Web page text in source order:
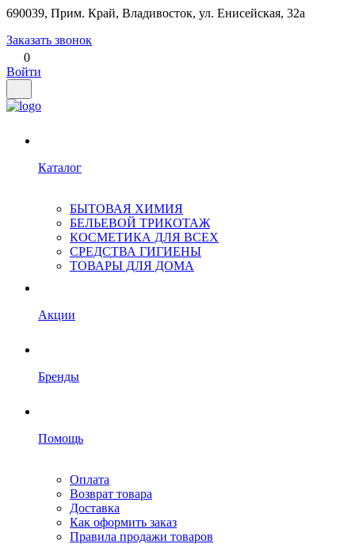
690039, Прим. Край, Владивосток, ул. Енисейская, 32а
Заказать звонок
0
Войти
Каталог
БЫТОВАЯ ХИМИЯ
БЕЛЬЕВОЙ ТРИКОТАЖ
КОСМЕТИКА ДЛЯ ВСЕХ
СРЕДСТВА ГИГИЕНЫ
ТОВАРЫ ДЛЯ ДОМА
Акции
Бренды
Помощь
Оплата
Возврат товара
Доставка
Как оформить заказ
Правила продажи товаров